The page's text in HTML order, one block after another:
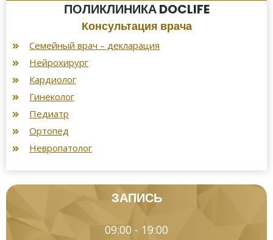
ПОЛИКЛИНИКА DOCLIFE
Консультация врача
Семейный врач – декларация
Нейрохирург
Кардиолог
Гинеколог
Педиатр
Ортопед
Невропатолог
ЗАПИСЬ
09:00 - 19:00